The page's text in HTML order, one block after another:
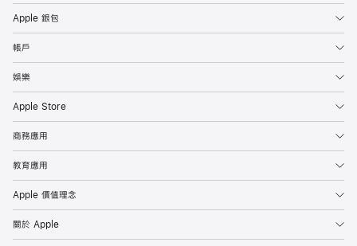
Apple 銀包
帳戶
娛樂
Apple Store
商務應用
教育應用
Apple 價值理念
關於 Apple